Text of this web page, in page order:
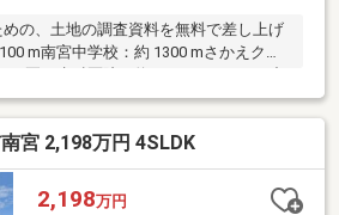
の、土地の調査資料を無料で差し上げ
m南宮中学校：約 1300 mさかえクリ
ンイレブン 中野市南宮店：約 1800 m信
物件内見のお時間は20分から60分ま
例はおよそ下記になります。借入例
（元利均等返済・ボーナス返済なし）
額 約 35、004円総返済額 約1、471万
宮 2,198万円 4SLDK
2,198万円